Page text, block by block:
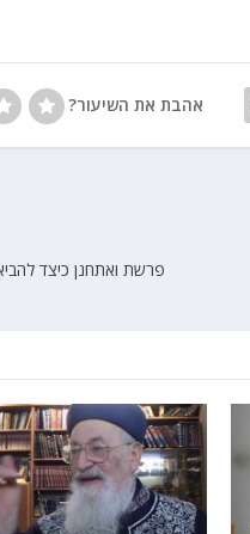
אהבת את השיעור?
פרשת ואתחנן כיצד